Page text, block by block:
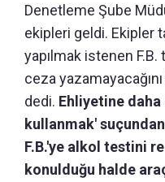
Denetleme Şube
ekipleri geldi. Ekipler
yapılmak istenen
ceza
dedi. Ehliyetine
kullanmak'
F.B.'ye alkol testini
konulduğu halde